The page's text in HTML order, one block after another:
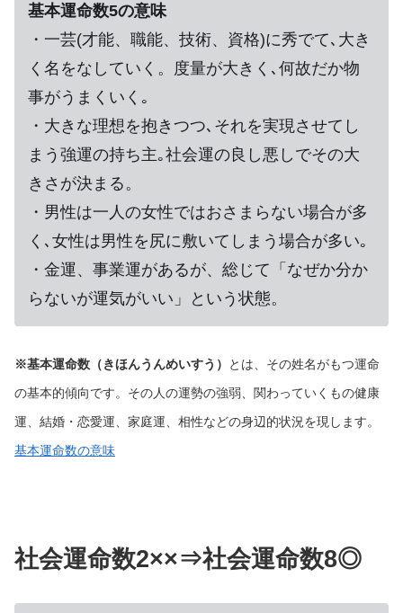
基本運命数5の意味
・一芸(才能、職能、技術、資格)に秀でて､大き
く名をなしていく。度量が大きく､何故だか物
事がうまくいく｡
・大きな理想を抱きつつ､それを実現させてし
まう強運の持ち主｡社会運の良し悪しでその大
きさが決まる。
・男性は一人の女性ではおさまらない場合が多
く､女性は男性を尻に敷いてしまう場合が多い｡
・金運、事業運があるが、総じて「なぜか分か
らないが運気がいい」という状態。
※基本運命数（きほんうんめいすう）
とは、その姓名がもつ運命
の基本的傾向です。その人の運勢の強弱、関わっていくもの健康
運、結婚・恋愛運、家庭運、相性などの身辺的状況を現します。
基本運命数の意味
社会運命数2××⇒社会運命数8◎